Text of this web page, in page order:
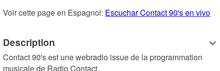
Voir cette page en Espagnol: Escuchar Contact 90's en vivo
Description
Contact 90's est une webradio issue de la programmation
musicale de Radio Contact.